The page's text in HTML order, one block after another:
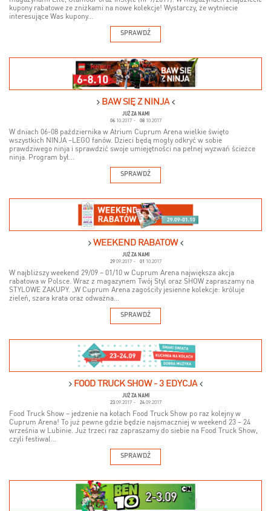
kupony rabatowe ze zniżkami na nowe kolekcje! Wystarczy, że wytniecie
interesujące Was kupony...
SPRAWDŹ
BAW SIĘ Z NINJA
JUŻ ZA NAMI
0610.2017 - 0810.2017
W dniach 06-08 października w Atrium Cuprum Arena wielkie święto
wszystkich NINJA –LEGO fanów. Dzieci będą mogły odkryć w sobie
prawdziwego ninja i sprawdzić swoje umiejętności na pełnej wyzwań ścieżce
ninja. Program był...
SPRAWDŹ
WEEKEND RABATÓW
JUŻ ZA NAMI
2909.2017 - 01 10.2017
W najbliższy weekend 29/09 – 01/10 w Cuprum Arena największa akcja
rabatowa w Polsce. Wraz z magazynem Twój Styl oraz SHOW zapraszamy na
STYLOWE ZAKUPY. „W Cuprum Arena zagościły jesienne kolekcje: króluje
zieleń, szara krata oraz odważna...
SPRAWDŹ
FOOD TRUCK SHOW - 3 EDYCJA
JUŻ ZA NAMI
2309.2017 - 2409.2017
Food Truck Show – jedzenie na kołach Food Truck Show po raz kolejny w
Cuprum Arena! To już pewne gdzie będzie najsmaczniej w weekend 23 – 24
września w Lubinie. Już trzeci raz zapraszamy do siebie na Food Truck Show,
czyli festiwal...
SPRAWDŹ